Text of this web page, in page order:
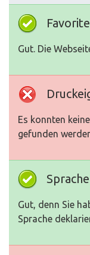
Gut. Die
Es konnten
gefunden
Sprache
Gut, denn Sie
Sprache